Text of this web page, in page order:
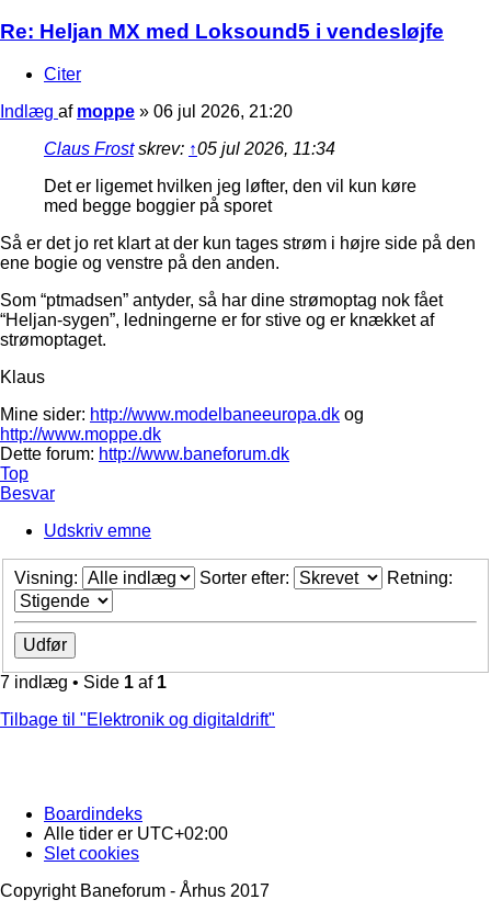
Re: Heljan MX med Loksound5 i vendesløjfe
Citer
Indlæg af moppe » 06 jul 2026, 21:20
Claus Frostskrev: ↑05 jul 2026, 11:34
Det er ligemet hvilken jeg løfter, den vil kun køre
med begge boggier på sporet
Så er det jo ret klart at der kun tages strøm i højre side på den
ene bogie og venstre på den anden.
Som “ptmadsen” antyder, så har dine strømoptag nok fået
“Heljan-sygen”, ledningerne er for stive og er knækket af
strømoptaget.
Klaus
Mine sider: http://www.modelbaneeuropa.dk og
http://www.moppe.dk
Dette forum: http://www.baneforum.dk
Top
Besvar
Udskriv emne
Visning: Sorter efter: Retning:
7 indlæg • Side 1 af 1
Tilbage til "Elektronik og digitaldrift"
Boardindeks
Alle tider er UTC+02:00
Slet cookies
Copyright Baneforum - Århus 2017